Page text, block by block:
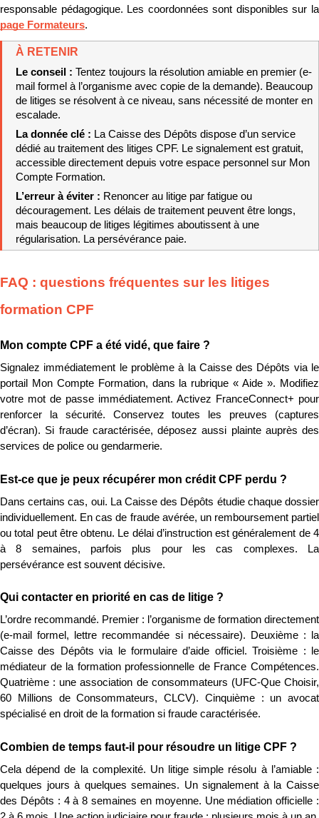
page Formateurs.
À RETENIR
Le conseil : Tentez toujours la résolution amiable en premier (e-
mail formel à l’organisme avec copie de la demande). Beaucoup
de litiges se résolvent à ce niveau, sans nécessité de monter en
escalade.
La donnée clé : La Caisse des Dépôts dispose d’un service
dédié au traitement des litiges CPF. Le signalement est gratuit,
accessible directement depuis votre espace personnel sur Mon
Compte Formation.
L’erreur à éviter : Renoncer au litige par fatigue ou
découragement. Les délais de traitement peuvent être longs,
mais beaucoup de litiges légitimes aboutissent à une
régularisation. La persévérance paie.
FAQ : questions fréquentes sur les litiges
formation CPF
Mon compte CPF a été vidé, que faire ?
Signalez immédiatement le problème à la Caisse des Dépôts via le
portail Mon Compte Formation, dans la rubrique « Aide ». Modifiez
votre mot de passe immédiatement. Activez FranceConnect+ pour
renforcer la sécurité. Conservez toutes les preuves (captures
d’écran). Si fraude caractérisée, déposez aussi plainte auprès des
services de police ou gendarmerie.
Est-ce que je peux récupérer mon crédit CPF perdu ?
Dans certains cas, oui. La Caisse des Dépôts étudie chaque dossier
individuellement. En cas de fraude avérée, un remboursement partiel
ou total peut être obtenu. Le délai d’instruction est généralement de 4
à 8 semaines, parfois plus pour les cas complexes. La
persévérance est souvent décisive.
Qui contacter en priorité en cas de litige ?
L’ordre recommandé. Premier : l’organisme de formation directement
(e-mail formel, lettre recommandée si nécessaire). Deuxième : la
Caisse des Dépôts via le formulaire d’aide officiel. Troisième : le
médiateur de la formation professionnelle de France Compétences.
Quatrième : une association de consommateurs (UFC-Que Choisir,
60 Millions de Consommateurs, CLCV). Cinquième : un avocat
spécialisé en droit de la formation si fraude caractérisée.
Combien de temps faut-il pour résoudre un litige CPF ?
Cela dépend de la complexité. Un litige simple résolu à l’amiable :
quelques jours à quelques semaines. Un signalement à la Caisse
des Dépôts : 4 à 8 semaines en moyenne. Une médiation officielle :